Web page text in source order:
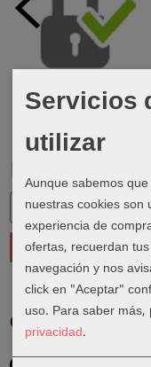
Costes de Envío
GRATIS *
Servicios
utilizar
Aunque sabemos
nuestras cookies son
experiencia de
ofertas, recuerdan
navegación y nos
click en "Aceptar"
uso. Para saber
privacidad.